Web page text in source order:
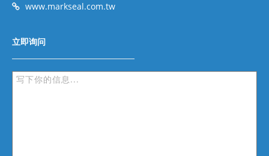
www.markseal.com.tw
立即询问